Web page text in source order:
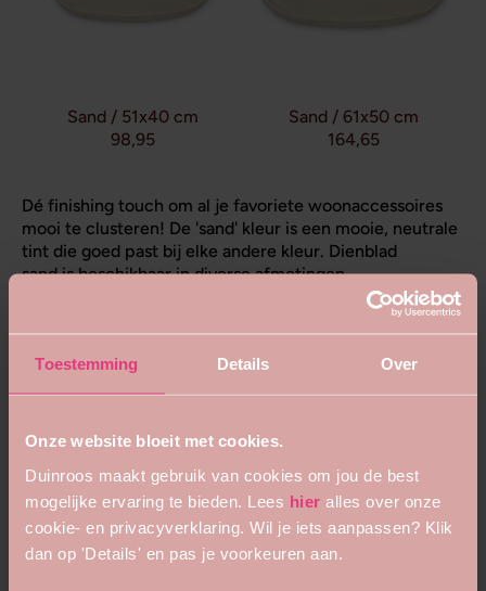
Toestemming Details Over
Onze website bloeit met cookies.
Duinroos maakt gebruik van cookies om jou de best
mogelijke ervaring te bieden. Lees hier alles over onze
cookie- en privacyverklaring. Wil je iets aanpassen? Klik
dan op 'Details' en pas je voorkeuren aan.
Sand / 51x40 cm
98,95
Sand / 61x50 cm
164,65
Dé finishing touch om al je favoriete woonaccessoires
mooi te clusteren! De 'sand' kleur is een mooie, neutrale
tint die goed past bij elke andere kleur. Dienblad
sand is beschikbaar in diverse afmetingen.
✓ Gratis verzending vanaf 50 EUR
✓ Indien op voorraad, dezelfde werkdag verzonden!